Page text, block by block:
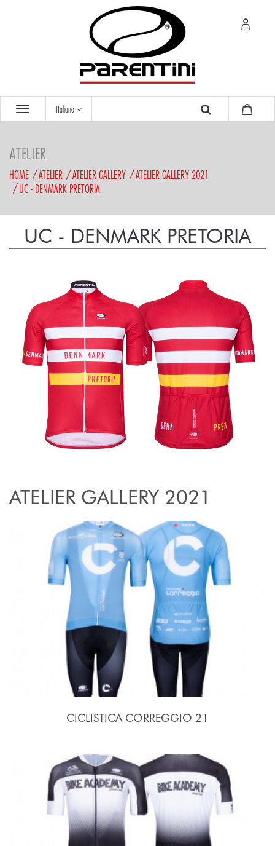
Italiano
ATELIER
HOME ATELIER ATELIER GALLERY
ATELIER GALLERY 2021
UC - DENMARK PRETORIA
UC - DENMARK PRETORIA
ATELIER GALLERY 2021
CICLISTICA CORREGGIO 21